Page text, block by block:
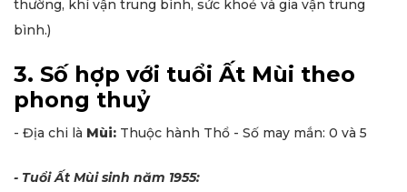
thường, khí vận trung bình, sức khoẻ và gia vận trung
bình.)
3. Số hợp với tuổi Ất Mùi theo
phong thuỷ
- Địa chi là Mùi: Thuộc hành Thổ - Số may mắn: 0 và 5
- Tuổi Ất Mùi sinh năm 1955: